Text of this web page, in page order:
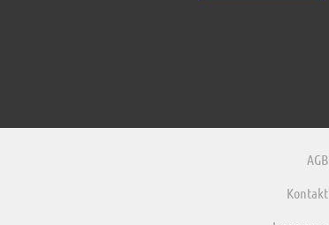
AGB
Kontakt